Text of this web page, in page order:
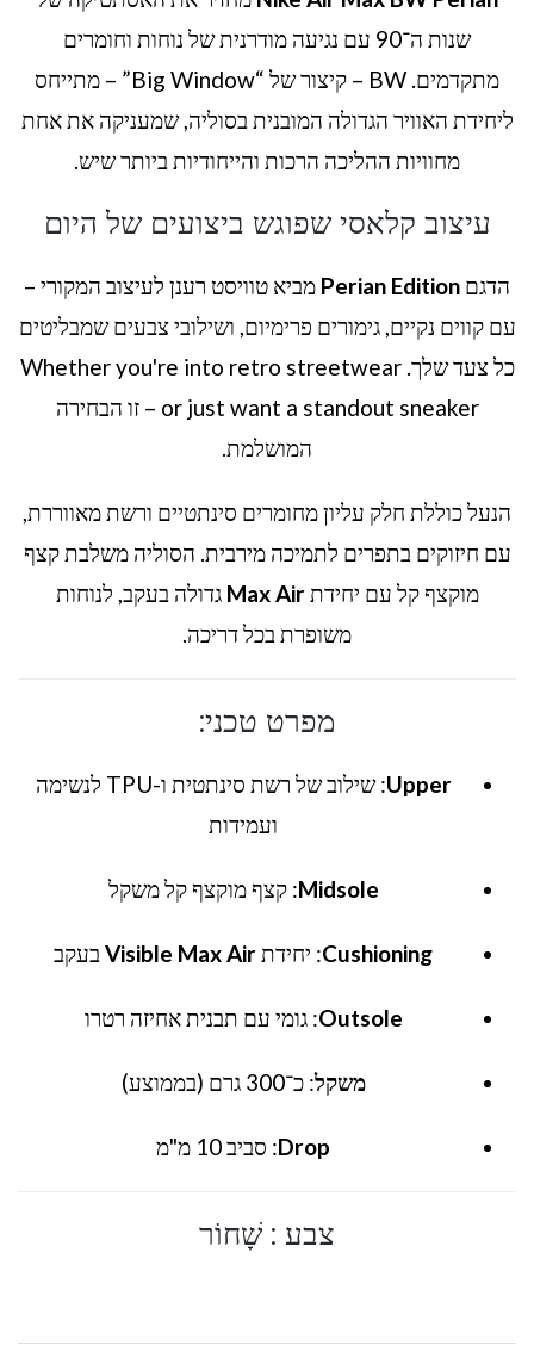
שנות ה־90 עם נגיעה מודרנית של נוחות וחומרים
מתקדמים. BW – קיצור של “Big Window” – מתייחס
ליחידת האוויר הגדולה המובנית בסוליה, שמעניקה את אחת
מחוויות ההליכה הרכות והייחודיות ביותר שיש.
עיצוב קלאסי שפוגש ביצועים של היום
הדגם Perian Edition מביא טוויסט רענן לעיצוב המקורי –
עם קווים נקיים, גימורים פרימיום, ושילובי צבעים שמבליטים
כל צעד שלך. Whether you're into retro streetwear
or just want a standout sneaker – זו הבחירה
המושלמת.
הנעל כוללת חלק עליון מחומרים סינתטיים ורשת מאווררת,
עם חיזוקים בתפרים לתמיכה מירבית. הסוליה משלבת קצף
מוקצף קל עם יחידתMax Air גדולה בעקב, לנוחות
משופרת בכל דריכה.
מפרט טכני:
Upper
: שילוב של רשת סינתטית ו-TPU לנשימה
ועמידות
Midsole: קצף מוקצף קל משקל
Cushioning: יחידתVisible Max Airבעקב
Outsole: גומי עם תבנית אחיזה רטרו
משקל: כ־300 גרם (בממוצע)
Drop: סביב 10 מ"מ
צבע : שָׁחוֹר